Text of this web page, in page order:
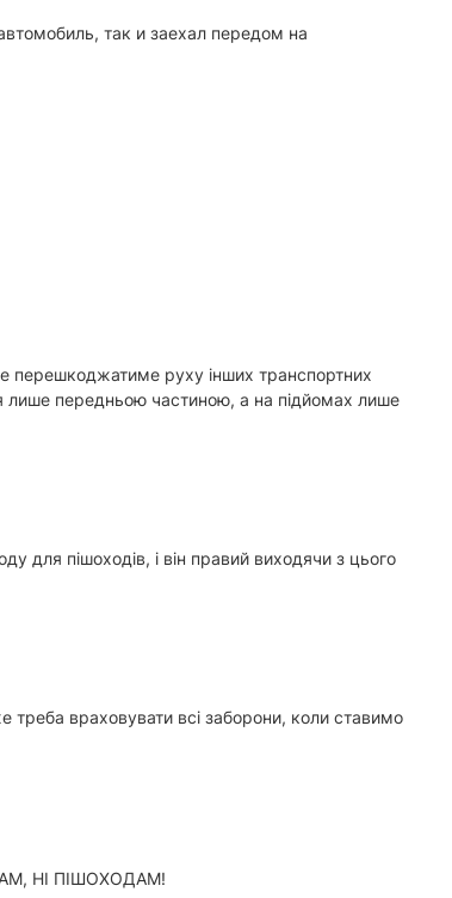
так и заехал передом на
перешкоджатиме руху інших транспортних
лише передньою частиною, а на підйомах лише
для пішоходів, і він правий виходячи з цього
враховувати всі заборони, коли ставимо
НІ ПІШОХОДАМ!